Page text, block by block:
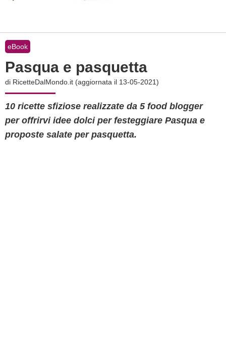
eBook
Pasqua e pasquetta
di RicetteDalMondo.it (aggiornata il 13-05-2021)
10 ricette sfiziose realizzate da 5 food blogger
per offrirvi idee dolci per festeggiare Pasqua e
proposte salate per pasquetta.